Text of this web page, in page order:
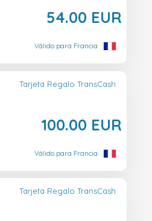
54.00 EUR
Válido para Francia
Tarjeta Regalo TransCash
100.00 EUR
Válido para Francia
Tarjeta Regalo TransCash